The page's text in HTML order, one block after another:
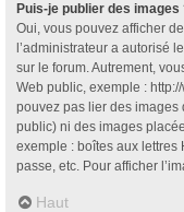
Puis-je publier des images
Oui, vous pouvez afficher
l’administrateur a autorisé
sur le forum. Autrement,
Web public, exemple :
pouvez pas lier des images
public) ni des images
exemple : boîtes aux lettres
passe, etc. Pour afficher
Haut